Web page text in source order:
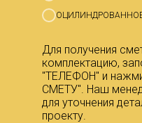
Для получения
комплектацию,
"ТЕЛЕФОН" и
СМЕТУ". Наш
для уточнения
проекту.